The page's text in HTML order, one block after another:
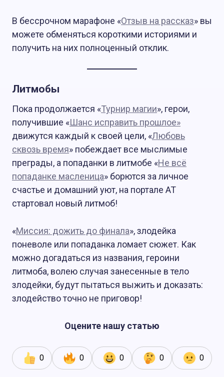
В бессрочном марафоне «Отзыв на рассказ» вы
можете обменяться короткими историями и
получить на них полноценный отклик.
Литмобы
Пока продолжается «Турнир магии», герои,
получившие «Шанс исправить прошлое»
движутся каждый к своей цели, «Любовь
сквозь время» побеждает все мыслимые
преграды, а попаданки в литмобе «Не всё
попаданке масленица» борются за личное
счастье и домашний уют, на портале АТ
стартовал новый литмоб!
«Миссия: дожить до финала», злодейка
поневоле или попаданка ломает сюжет. Как
можно догадаться из названия, героини
литмоба, волею случая занесенные в тело
злодейки, будут пытаться выжить и доказать:
злодейство точно не приговор!
Оцените нашу статью
0 0 0 0 0